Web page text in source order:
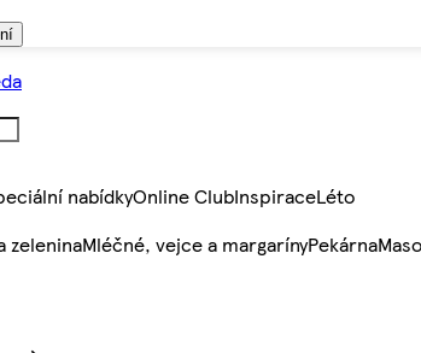
nabídkyOnline ClubInspiraceLéto
zeleninaMléčné, vejce a margarínyPekárna